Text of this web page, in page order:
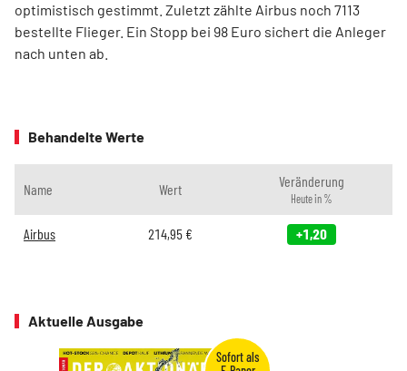
optimistisch gestimmt. Zuletzt zählte Airbus noch 7113
bestellte Flieger. Ein Stopp bei 98 Euro sichert die Anleger
nach unten ab.
Behandelte Werte
Name Wert Veränderung
Heute in %
Airbus 214,95 € +1,20
Aktuelle Ausgabe